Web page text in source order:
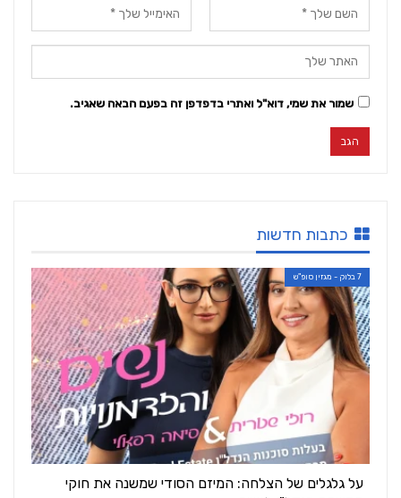
שמור את שמי, דוא"ל ואתרי בדפדפן זה בפעם הבאה שאגיב.
כתבות חדשות
7 בלוק - מגזין סופ"ש
על גלגלים של הצלחה: המיזם הסודי שמשנה את חוקי